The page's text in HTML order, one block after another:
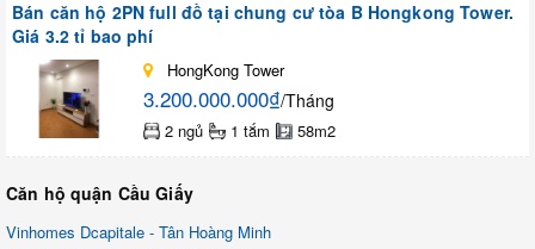
Bán căn hộ 2PN full đồ tại chung cư tòa B Hongkong Tower.
Giá 3.2 tỉ bao phí
HongKong Tower
3.200.000.000₫/Tháng
2 ngủ 1 tắm 58m2
Căn hộ quận Cầu Giấy
Vinhomes Dcapitale - Tân Hoàng Minh